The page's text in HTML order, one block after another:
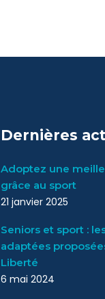
Dernières
Adoptez une
grâce au sport
21 janvier 2025
Seniors et sport :
adaptées
Liberté
6 mai 2024